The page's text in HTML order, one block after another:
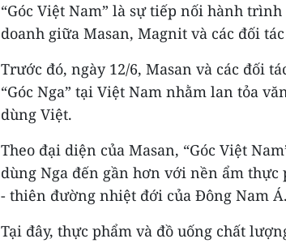
“Góc Việt Nam” là sự tiếp nối hành
doanh giữa Masan, Magnit và các đối
Trước đó, ngày 12/6, Masan và các đối
“Góc Nga” tại Việt Nam nhằm lan tỏa
dùng Việt.
Theo đại diện của Masan, “Góc Việt
dùng Nga đến gần hơn với nền ẩm thực
- thiên đường nhiệt đới của Đông Nam Á.
Tại đây, thực phẩm và đồ uống chất